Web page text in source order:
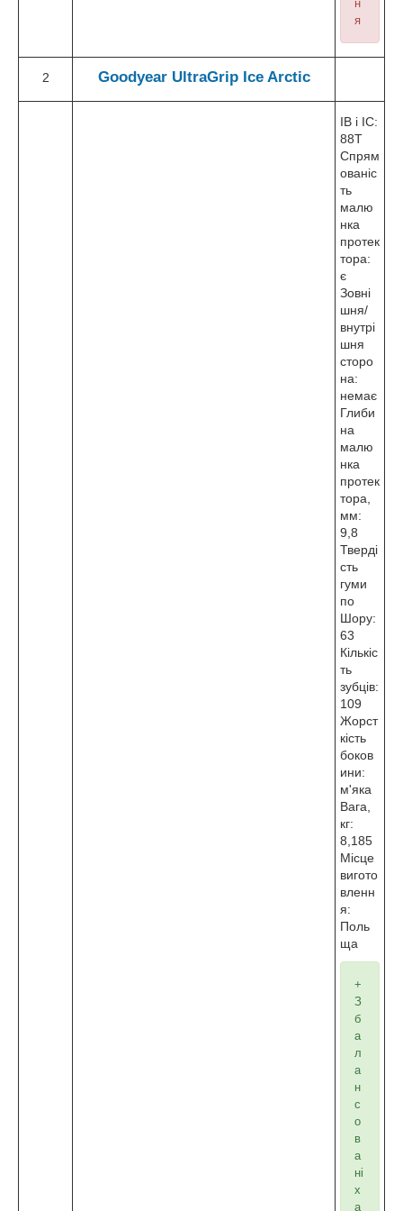
н
я
2 Goodyear UltraGrip Ice Arctic
ІВ і ІС:
88T
Спрям
ованіс
ть
малю
нка
протек
тора:
є
Зовні
шня/
внутрі
шня
сторо
на:
немає
Глиби
на
малю
нка
протек
тора,
мм:
9,8
Тверді
сть
гуми
по
Шору:
63
Кількіс
ть
зубців:
109
Жорст
кість
боков
ини:
м'яка
Вага,
кг:
8,185
Місце
вигото
вленн
я:
Поль
ща
+
З
б
а
л
а
н
с
о
в
а
ні
х
а